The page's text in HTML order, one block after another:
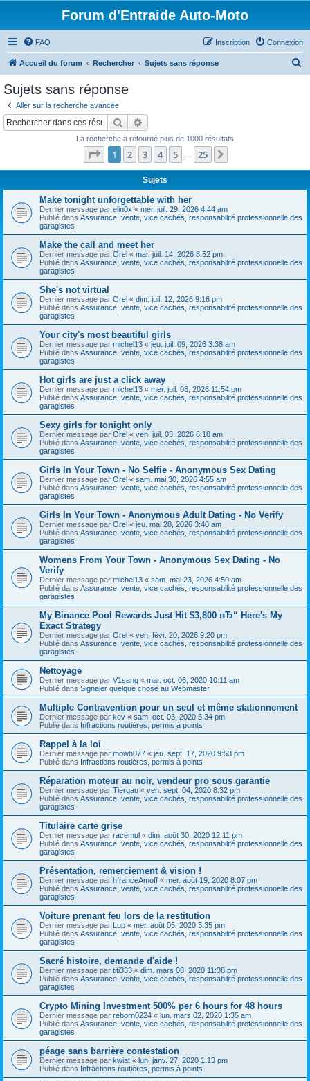
Forum d'Entraide Auto-Moto
FAQ Connexion
Inscription
Accueil du forum Rechercher Sujets sans réponse
Sujets sans réponse
Aller sur la recherche avancée
Rechercher
La recherche a retourné plus de 1000 résultats
Page 1sur25
1 2 3 4 5 25
Sujets
Make tonight unforgettable with her
Dernier message par elin0x « mer. juil. 29, 2026 4:44 am
Publié dans Assurance, vente, vice cachés, responsabilité professionnelle des
garagistes
Make the call and meet her
Dernier message par Orel « mar. juil. 14, 2026 8:52 pm
Publié dans Assurance, vente, vice cachés, responsabilité professionnelle des
garagistes
She's not virtual
Dernier message par Orel « dim. juil. 12, 2026 9:16 pm
Publié dans Assurance, vente, vice cachés, responsabilité professionnelle des
garagistes
Your city's most beautiful girls
Dernier message par michel13 « jeu. juil. 09, 2026 3:38 am
Publié dans Assurance, vente, vice cachés, responsabilité professionnelle des
garagistes
Hot girls are just a click away
Dernier message par michel13 « mer. juil. 08, 2026 11:54 pm
Publié dans Assurance, vente, vice cachés, responsabilité professionnelle des
garagistes
Sexy girls for tonight only
Dernier message par Orel « ven. juil. 03, 2026 6:18 am
Publié dans Assurance, vente, vice cachés, responsabilité professionnelle des
garagistes
Girls In Your Town - No Selfie - Anonymous Sex Dating
Dernier message par Orel « sam. mai 30, 2026 4:55 am
Publié dans Assurance, vente, vice cachés, responsabilité professionnelle des
garagistes
Girls In Your Town - Anonymous Adult Dating - No Verify
Dernier message par Orel « jeu. mai 28, 2026 3:40 am
Publié dans Assurance, vente, vice cachés, responsabilité professionnelle des
garagistes
Womens From Your Town - Anonymous Sex Dating - No
Verify
Dernier message par michel13 « sam. mai 23, 2026 4:50 am
Publié dans Assurance, vente, vice cachés, responsabilité professionnelle des
garagistes
My Binance Pool Rewards Just Hit $3,800 вЂ“ Here's My
Exact Strategy
Dernier message par Orel « ven. févr. 20, 2026 9:20 pm
Publié dans Assurance, vente, vice cachés, responsabilité professionnelle des
garagistes
Nettoyage
Dernier message par V1sang « mar. oct. 06, 2020 10:11 am
Publié dans Signaler quelque chose au Webmaster
Multiple Contravention pour un seul et même stationnement
Dernier message par kev « sam. oct. 03, 2020 5:34 pm
Publié dans Infractions routières, permis à points
Rappel à la loi
Dernier message par mowh077 « jeu. sept. 17, 2020 9:53 pm
Publié dans Infractions routières, permis à points
Réparation moteur au noir, vendeur pro sous garantie
Dernier message par Tiergau « ven. sept. 04, 2020 8:32 pm
Publié dans Assurance, vente, vice cachés, responsabilité professionnelle des
garagistes
Titulaire carte grise
Dernier message par racemul « dim. août 30, 2020 12:11 pm
Publié dans Assurance, vente, vice cachés, responsabilité professionnelle des
garagistes
Présentation, remerciement & vision !
Dernier message par hfranceAmoff « mer. août 19, 2020 8:07 pm
Publié dans Assurance, vente, vice cachés, responsabilité professionnelle des
garagistes
Voiture prenant feu lors de la restitution
Dernier message par Lup « mer. août 05, 2020 3:35 pm
Publié dans Assurance, vente, vice cachés, responsabilité professionnelle des
garagistes
Sacré histoire, demande d'aide !
Dernier message par titi333 « dim. mars 08, 2020 11:38 pm
Publié dans Assurance, vente, vice cachés, responsabilité professionnelle des
garagistes
Crypto Mining Investment 500% per 6 hours for 48 hours
Dernier message par reborn0224 « lun. mars 02, 2020 1:35 am
Publié dans Assurance, vente, vice cachés, responsabilité professionnelle des
garagistes
péage sans barrière contestation
Dernier message par kwiat « lun. janv. 27, 2020 1:13 pm
Publié dans Infractions routières, permis à points